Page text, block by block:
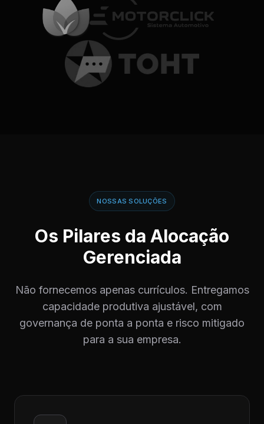
NOSSAS SOLUÇÕES
Os Pilares da Alocação
Gerenciada
Não fornecemos apenas currículos. Entregamos
capacidade produtiva ajustável, com
governança de ponta a ponta e risco mitigado
para a sua empresa.